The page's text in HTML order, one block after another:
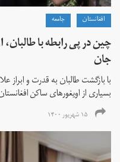
افغانستان جامعه
چین در پی رابطه با
جان
با بازگشت طالبان به قدرت و ابراز
بسیاری از اویغورهای ساکن
۱۵ شهریور ۱۴۰۰